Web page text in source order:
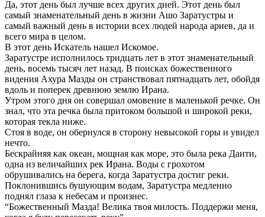
Да, этот день был лучше всех других дней. Этот день был
самый знаменательный день в жизни Ашо Заратустры и
самый важный день в истории всех людей народа ариев, да и
всего мира в целом.
В этот день Искатель нашел Искомое.
Заратустре исполнилось тридцать лет в этот знаменательный
день, восемь тысяч лет назад. В поисках божественного
видения Ахура Мазды он странствовал пятнадцать лет, обойдя
вдоль и поперек древнюю землю Ирана.
Утром этого дня он совершал омовение в маленькой речке. Он
знал, что эта речка была притоком большой и широкой реки,
которая текла ниже.
Стоя в воде, он обернулся в сторону невысокой горы и увидел
нечто.
Бескрайняя как океан, мощная как море, это была река Даити,
одна из величайших рек Ирана. Воды с грохотом
обрушивались на берега, когда Заратустра достиг реки.
Поклонившись бушующим водам, Заратустра медленно
поднял глаза к небесам и произнес.
“Божественный Мазда! Велика твоя милость. Поддержи меня,